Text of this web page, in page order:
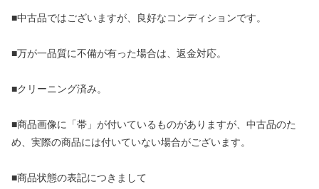
■中古品ではございますが、良好なコンディションです。
■万が一品質に不備が有った場合は、返金対応。
■クリーニング済み。
■商品画像に「帯」が付いているものがありますが、中古品のた
め、実際の商品には付いていない場合がございます。
■商品状態の表記につきまして